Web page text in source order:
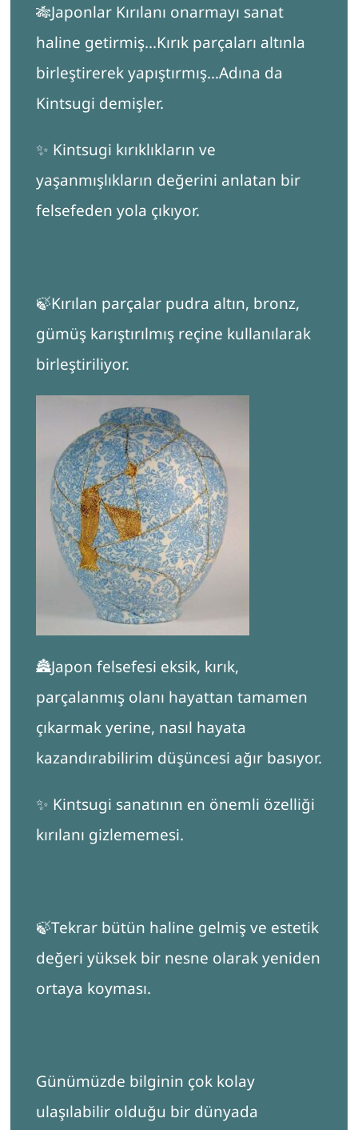
🎋Japonlar Kırılanı onarmayı sanat
haline getirmiş…Kırık parçaları altınla
birleştirerek yapıştırmış…Adına da
Kintsugi demişler.
✨ Kintsugi kırıklıkların ve
yaşanmışlıkların değerini anlatan bir
felsefeden yola çıkıyor.
🍃Kırılan parçalar pudra altın, bronz,
gümüş karıştırılmış reçine kullanılarak
birleştiriliyor.
🏯Japon felsefesi eksik, kırık,
parçalanmış olanı hayattan tamamen
çıkarmak yerine, nasıl hayata
kazandırabilirim düşüncesi ağır basıyor.
✨ Kintsugi sanatının en önemli özelliği
kırılanı gizlememesi.
🍃Tekrar bütün haline gelmiş ve estetik
değeri yüksek bir nesne olarak yeniden
ortaya koyması.
Günümüzde bilginin çok kolay
ulaşılabilir olduğu bir dünyada